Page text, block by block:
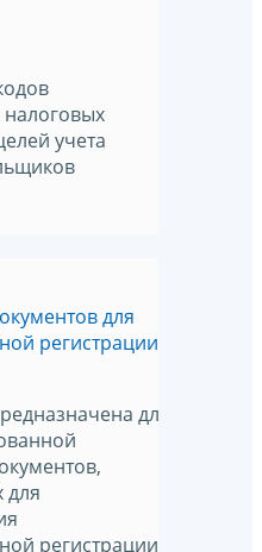
учета
для
регистрации
для
для
регистрации в